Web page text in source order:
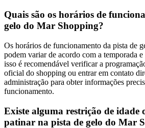
Quais são os horários de
gelo do Mar Shopping?
Os horários de funcionamento da pista de
podem variar de acordo com a temporada
isso é recomendável verificar a
oficial do shopping ou entrar em contato
administração para obter informações
funcionamento.
Existe alguma restrição de idade
patinar na pista de gelo do Mar